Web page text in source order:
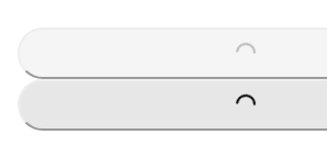
L
.
L
.